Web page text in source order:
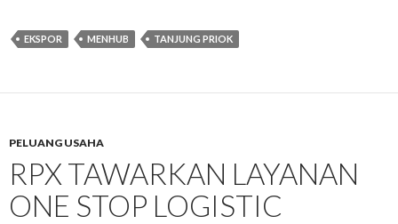
EKSPOR MENHUB TANJUNG PRIOK
PELUANG USAHA
RPX TAWARKAN LAYANAN
ONE STOP LOGISTIC